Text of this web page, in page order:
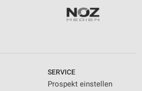
SERVICE
Prospekt einstellen